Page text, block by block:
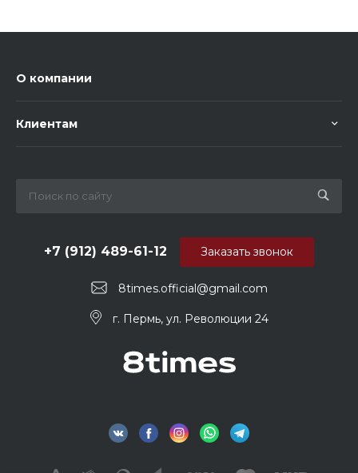
О компании
Клиентам
8times.official@gmail.com
+7 (912) 489-61-12
г. Пермь, ул. Революции 24
Заказать звонок